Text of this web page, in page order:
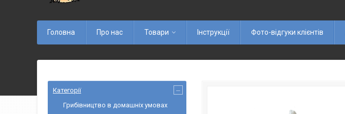
Головна Про нас Товари Інструкції Фото-відгуки клієнтів
Категорії
Грибівництво в домашніх умовах